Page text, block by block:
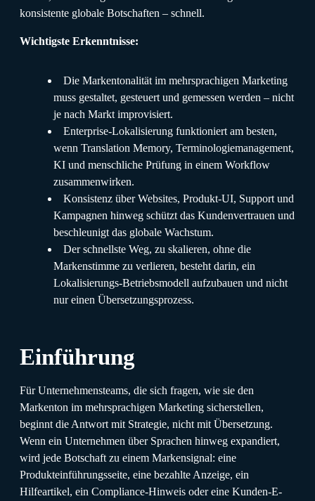
konsistente globale Botschaften – schnell.
Wichtigste Erkenntnisse:
Die Markentonalität im mehrsprachigen Marketing
muss gestaltet, gesteuert und gemessen werden – nicht
je nach Markt improvisiert.
Enterprise-Lokalisierung funktioniert am besten,
wenn Translation Memory, Terminologiemanagement,
KI und menschliche Prüfung in einem Workflow
zusammenwirken.
Konsistenz über Websites, Produkt-UI, Support und
Kampagnen hinweg schützt das Kundenvertrauen und
beschleunigt das globale Wachstum.
Der schnellste Weg, zu skalieren, ohne die
Markenstimme zu verlieren, besteht darin, ein
Lokalisierungs-Betriebsmodell aufzubauen und nicht
nur einen Übersetzungsprozess.
Einführung
Für Unternehmensteams, die sich fragen, wie sie den
Markenton im mehrsprachigen Marketing sicherstellen,
beginnt die Antwort mit Strategie, nicht mit Übersetzung.
Wenn ein Unternehmen über Sprachen hinweg expandiert,
wird jede Botschaft zu einem Markensignal: eine
Produkteinführungsseite, eine bezahlte Anzeige, ein
Hilfeartikel, ein Compliance-Hinweis oder eine Kunden-E-